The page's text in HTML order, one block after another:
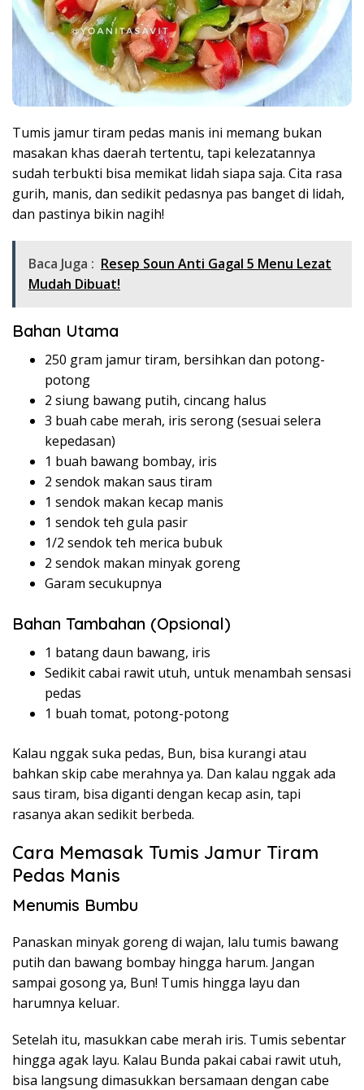
Tumis jamur tiram pedas manis ini memang bukan
masakan khas daerah tertentu, tapi kelezatannya
sudah terbukti bisa memikat lidah siapa saja. Cita rasa
gurih, manis, dan sedikit pedasnya pas banget di lidah,
dan pastinya bikin nagih!
Baca Juga : Resep Soun Anti Gagal 5 Menu Lezat
Mudah Dibuat!
Bahan Utama
250 gram jamur tiram, bersihkan dan potong-
potong
2 siung bawang putih, cincang halus
3 buah cabe merah, iris serong (sesuai selera
kepedasan)
1 buah bawang bombay, iris
2 sendok makan saus tiram
1 sendok makan kecap manis
1 sendok teh gula pasir
1/2 sendok teh merica bubuk
2 sendok makan minyak goreng
Garam secukupnya
Bahan Tambahan (Opsional)
1 batang daun bawang, iris
Sedikit cabai rawit utuh, untuk menambah sensasi
pedas
1 buah tomat, potong-potong
Kalau nggak suka pedas, Bun, bisa kurangi atau
bahkan skip cabe merahnya ya. Dan kalau nggak ada
saus tiram, bisa diganti dengan kecap asin, tapi
rasanya akan sedikit berbeda.
Cara Memasak Tumis Jamur Tiram
Pedas Manis
Menumis Bumbu
Panaskan minyak goreng di wajan, lalu tumis bawang
putih dan bawang bombay hingga harum. Jangan
sampai gosong ya, Bun! Tumis hingga layu dan
harumnya keluar.
Setelah itu, masukkan cabe merah iris. Tumis sebentar
hingga agak layu. Kalau Bunda pakai cabai rawit utuh,
bisa langsung dimasukkan bersamaan dengan cabe